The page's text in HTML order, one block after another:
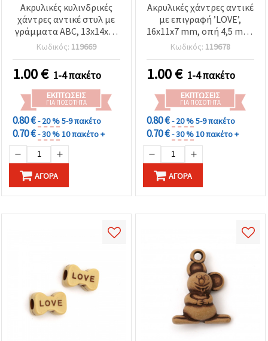
Ακρυλικές κυλινδρικές
χάντρες αντικέ στυλ με
γράμματα ABC, 13x14x12
mm, οπή 10x5 mm, καφέ,
50 γρ. (~60 τεμ.)
Κωδικός: 119669
1.00€ 1-4 πακέτο
ΕΚΠΤΏΣΕΙΣ
ΓΙΑ ΠΟΣΌΤΗΤΑ
0.80 €- 20 %5-9 πακέτο
0.70 €- 30 %10 πακέτο +
ΑΓΟΡΆ
Ακρυλικές χάντρες αντικέ
με επιγραφή ’LOVE’,
16x11x7 mm, οπή 4,5 mm,
καφέ, 50 g (~66 τεμ.)
Κωδικός: 119678
1.00€ 1-4 πακέτο
ΕΚΠΤΏΣΕΙΣ
ΓΙΑ ΠΟΣΌΤΗΤΑ
0.80 €- 20 %5-9 πακέτο
0.70 €- 30 %10 πακέτο +
ΑΓΟΡΆ